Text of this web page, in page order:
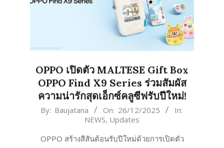
OPPO เปิดตัว MALTESE Gift Box
OPPO Find X9 Series ร่วมสัมผัส
ความน่ารักสุดเอ็กซ์คลูซีฟรับปีใหม่!
2025-
By: Baujatana On: 26/12/2025
In:
NEWS, Updates
OPPO สร้างสีสันต้อนรับปีใหม่ด้วยการเปิดตัว